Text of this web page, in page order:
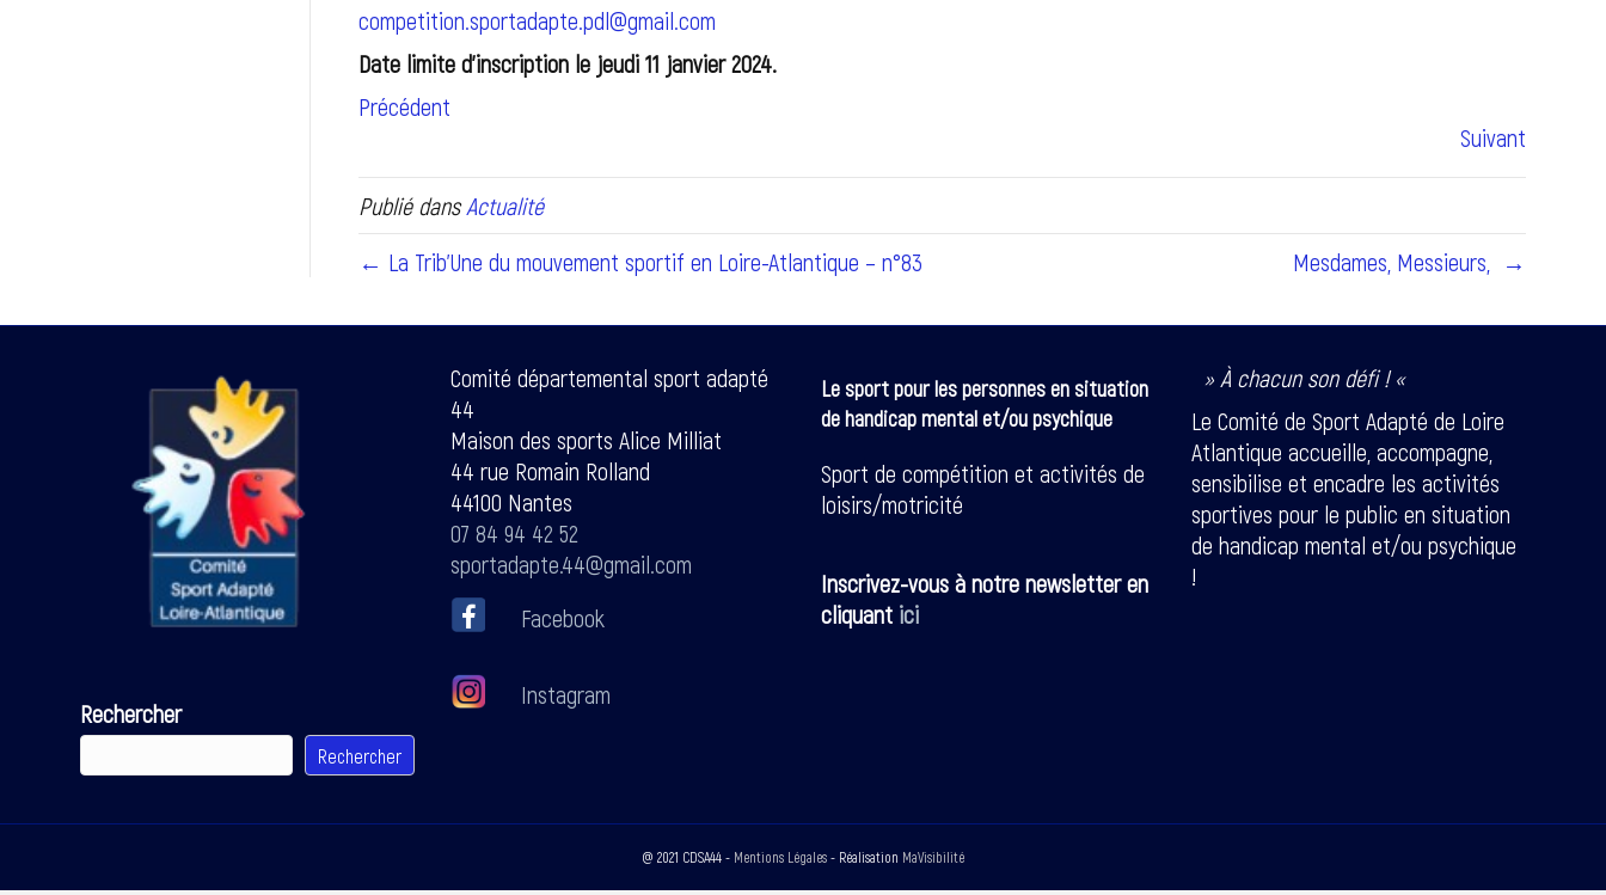
competition.sportadapte.pdl@gmail.com
Date limite d’inscription le jeudi 11 janvier 2024.
Précédent
Suivant
Publié dansActualité
← La Trib’Une du mouvement sportif en Loire-Atlantique – n°83
Mesdames, Messieurs, →
Rechercher
Rechercher
Comité départemental sport adapté
44
Maison des sports Alice Milliat
44 rue Romain Rolland
44100 Nantes
07 84 94 42 52
sportadapte.44@gmail.com
Facebook
Instagram
Le sport pour les personnes en situation
de handicap mental et/ou psychique
Sport de compétition et activités de
loisirs/motricité
Inscrivez-vous à notre newsletter en
cliquant ici
» À chacun son défi ! «
Le Comité de Sport Adapté de Loire
Atlantique accueille, accompagne,
sensibilise et encadre les activités
sportives pour le public en situation
de handicap mental et/ou psychique
!
@ 2021 CDSA44 - Mentions Légales - Réalisation MaVisibilité